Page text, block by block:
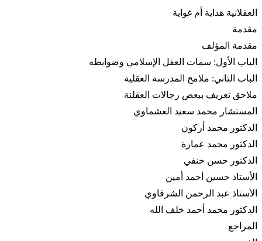
العقلانية هداية أم غواية
مقدمة
مقدمة المؤلف
الباب الأول: سمات العقل الإسلامي وضوابطه
الباب الثاني: ملامح المدرسة العقلية
ملاحق تعريف ببعض رجالات العقلنة
المستشار محمد سعيد العشماوي
الدكتور محمد أركون
الدكتور محمد عمارة
الدكتور حسن حنفي
الأستاذ حسين أحمد أمين
الأستاذ عبد الرحمن الشرقاوي
الدكتور محمد أحمد خلف الله
المراجع